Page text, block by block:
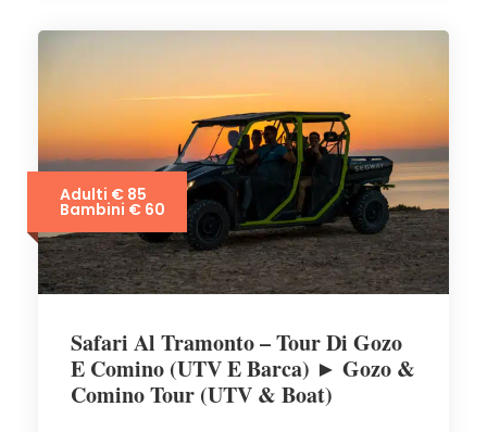
Adulti € 85
Bambini € 60
Safari Al Tramonto – Tour Di Gozo
E Comino (UTV E Barca) ► Gozo &
Comino Tour (UTV & Boat)